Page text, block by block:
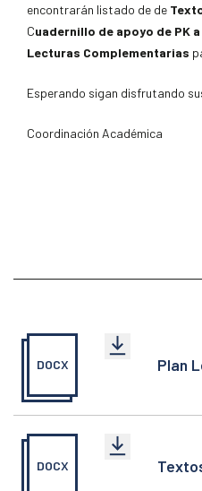
encontrarán listado de de
Cuadernillo de apoyo de PK
Lecturas Complementarias
Esperando sigan disfrutando
Coordinación Académica
DOCX Plan
DOCX